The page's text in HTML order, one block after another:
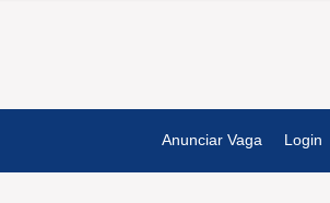
Anunciar Vaga Login